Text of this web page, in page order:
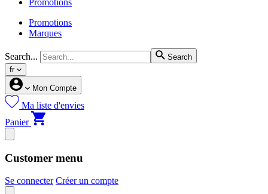
Promotions
Promotions
Marques
Search...
Search
fr
Mon Compte
Ma liste d'envies
Panier
Customer menu
Se connecter Créer un compte